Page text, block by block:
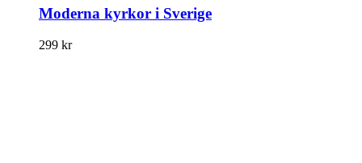
Moderna kyrkor i Sverige
299 kr